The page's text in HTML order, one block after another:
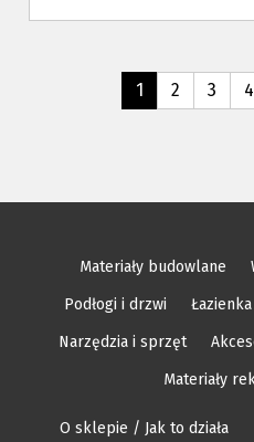
1 2 3 4
Materiały budowlane
Podłogi i drzwi
Narzędzia i sprzęt
Materiały
O sklepie / Jak to działa